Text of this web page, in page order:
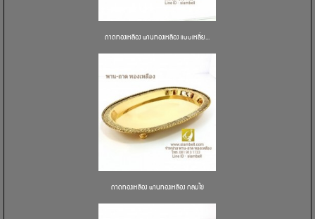
ถาดทองเหลือง พานทองเหลือง แบบเหลี่ย...
ถาดทองเหลือง พานทองเหลือง กลมไข่